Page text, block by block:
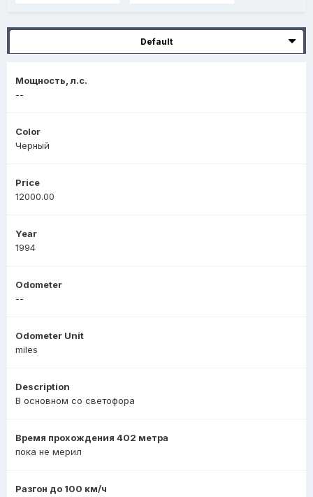
Default
Мощность, л.с.
--
Color
Черный
Price
12000.00
Year
1994
Odometer
--
Odometer Unit
miles
Description
В основном со светофора
Время прохождения 402 метра
пока не мерил
Разгон до 100 км/ч